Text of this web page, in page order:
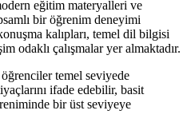
eğitim materyalleri ve
bir öğrenim deneyimi
kalıpları, temel dil bilgisi
odaklı çalışmalar yer almaktadır.
temel seviyede
ifade edebilir, basit
bir üst seviyeye